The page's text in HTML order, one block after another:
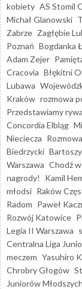
kobiety AS Stomil
Michał Glanowski
Zabrze Zagłębie
Poznań Bogdanka
Adam Zejer
Cracovia Błękitni
Lubawa
Kraków rozmowa
Przedstawiamy
Concordia Elbląg
Nieciecza
Biedrzycki
Warszawa Chodź
nagrody!
Kamil
młodsi Raków
Radom Paweł
Rozwój Katowice
Legia II Warszawa
Centralna Liga
meczem Yasuhiro
Chrobry Głogów
Juniorów Młodszych